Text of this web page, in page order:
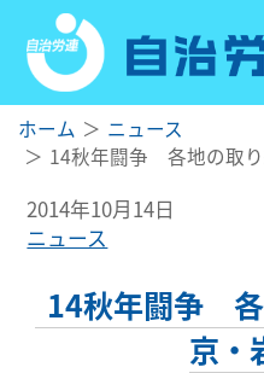
ホーム
ニュース
14秋年闘争 各地の取り
2014年10月14日
ニュース
14秋年闘争
京・